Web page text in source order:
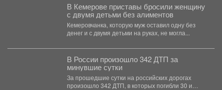
В Кемерове приставы бросили женщину
с двумя детьми без алиментов
Кемеровчанка, которую муж оставил одну без
денег и с двумя детьми на руках, не могла...
В России произошло 342 ДТП за
минувшие сутки
За прошедшие сутки на российских дорогах
произошло 342 ДТП, в которых погибли 30 и